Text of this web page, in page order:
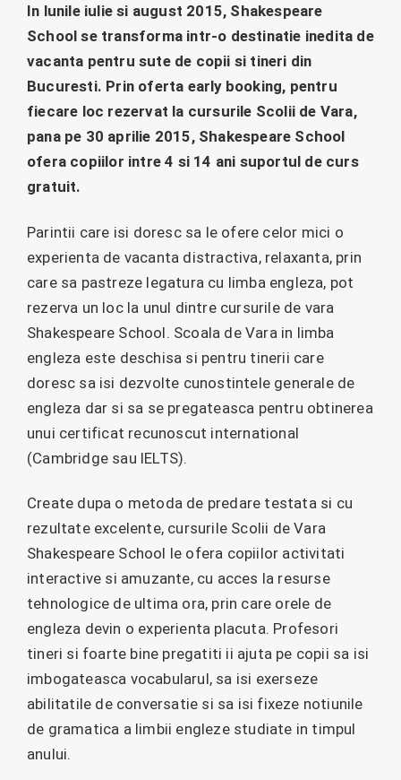
In lunile iulie si august 2015, Shakespeare
School se transforma intr-o destinatie inedita de
vacanta pentru sute de copii si tineri din
Bucuresti. Prin oferta early booking, pentru
fiecare loc rezervat la cursurile Scolii de Vara,
pana pe 30 aprilie 2015, Shakespeare School
ofera copiilor intre 4 si 14 ani suportul de curs
gratuit.
Parintii care isi doresc sa le ofere celor mici o
experienta de vacanta distractiva, relaxanta, prin
care sa pastreze legatura cu limba engleza, pot
rezerva un loc la unul dintre cursurile de vara
Shakespeare School. Scoala de Vara in limba
engleza este deschisa si pentru tinerii care
doresc sa isi dezvolte cunostintele generale de
engleza dar si sa se pregateasca pentru obtinerea
unui certificat recunoscut international
(Cambridge sau IELTS).
Create dupa o metoda de predare testata si cu
rezultate excelente, cursurile Scolii de Vara
Shakespeare School le ofera copiilor activitati
interactive si amuzante, cu acces la resurse
tehnologice de ultima ora, prin care orele de
engleza devin o experienta placuta. Profesori
tineri si foarte bine pregatiti ii ajuta pe copii sa isi
imbogateasca vocabularul, sa isi exerseze
abilitatile de conversatie si sa isi fixeze notiunile
de gramatica a limbii engleze studiate in timpul
anului.